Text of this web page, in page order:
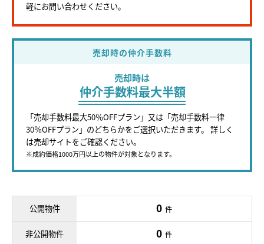
軽にお問い合わせください。
売却時の仲介手数料
売却時は
仲介手数料最大半額
「売却手数料最大50％OFFプラン」又は「売却手数料一律
30％OFFプラン」のどちらかをご選択いただきます。 詳しく
は売却サイトをご確認ください。
※成約価格1000万円以上の物件が対象となります。
公開物件 0 件
非公開物件 0 件